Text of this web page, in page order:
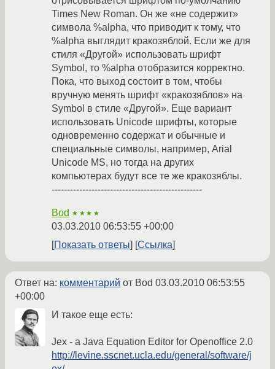
Times New Roman. Он же «не содержит»
символа %alpha, что приводит к тому, что
%alpha выглядит кракозяблой. Если же для
стиля «Другой» использовать шрифт
Symbol, то %alpha отобразится корректно.
Пока, что выход состоит в том, чтобы
вручную менять шрифт «кракозяблов» на
Symbol в стиле «Другой». Еще вариант
использовать Unicode шрифты, которые
одновременно содержат и обычные и
специальные символы, например, Arial
Unicode MS, но тогда на других
компьютерах будут все те же кракозяблы.
-------------------------------------------------
Bod ★★★★
03.03.2010 06:53:55 +00:00
Показать ответы
Ссылка
Ответ на: комментарий от Bod 03.03.2010 06:53:55
+00:00
И такое еще есть:
Jex - a Java Equation Editor for Openoffice 2.0
http://levine.sscnet.ucla.edu/general/software/j